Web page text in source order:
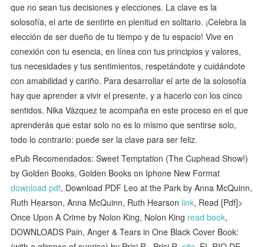
que no sean tus decisiones y elecciones. La clave es la
solosofía, el arte de sentirte en plenitud en solitario. ¡Celebra la
elección de ser dueño de tu tiempo y de tu espacio! Vive en
conexión con tu esencia, en línea con tus principios y valores,
tus necesidades y tus sentimientos, respetándote y cuidándote
con amabilidad y cariño. Para desarrollar el arte de la solosofía
hay que aprender a vivir el presente, y a hacerlo con los cinco
sentidos. Nika Vázquez te acompaña en este proceso en el que
aprenderás que estar solo no es lo mismo que sentirse solo,
todo lo contrario: puede ser la clave para ser feliz.
ePub Recomendados: Sweet Temptation (The Cuphead Show!)
by Golden Books, Golden Books on Iphone New Format
download pdf, Download PDF Leo at the Park by Anna McQuinn,
Ruth Hearson, Anna McQuinn, Ruth Hearson link, Read [Pdf]>
Once Upon A Crime by Nolon King, Nolon King read book,
DOWNLOADS Pain, Anger & Tears in One Black Cover Book: